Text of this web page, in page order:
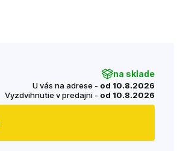
na sklade
U vás na adrese - od 10.8.2026
Vyzdvihnutie v predajni - od 10.8.2026